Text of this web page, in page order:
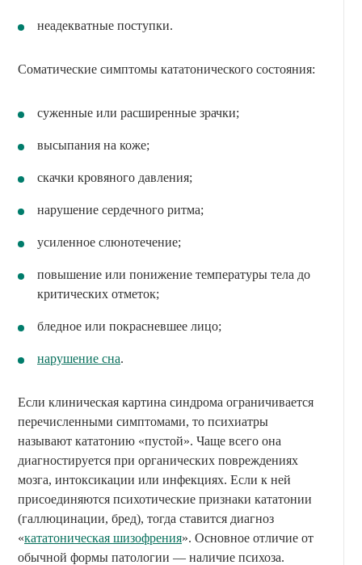
неадекватные поступки.
Соматические симптомы кататонического состояния:
суженные или расширенные зрачки;
высыпания на коже;
скачки кровяного давления;
нарушение сердечного ритма;
усиленное слюнотечение;
повышение или понижение температуры тела до
критических отметок;
бледное или покрасневшее лицо;
нарушение сна.
Если клиническая картина синдрома ограничивается
перечисленными симптомами, то психиатры
называют кататонию «пустой». Чаще всего она
диагностируется при органических повреждениях
мозга, интоксикации или инфекциях. Если к ней
присоединяются психотические признаки кататонии
(галлюцинации, бред), тогда ставится диагноз
«кататоническая шизофрения». Основное отличие от
обычной формы патологии — наличие психоза.